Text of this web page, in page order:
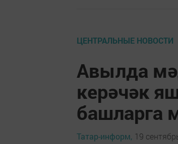
ЦЕНТРАЛЬНЫЕ НОВОСТИ
Авылда
керәчәк
башларга
Татар-информ, 19